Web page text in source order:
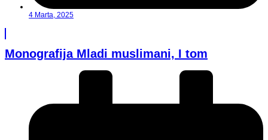
4 Marta, 2025
Monografija Mladi muslimani, I tom